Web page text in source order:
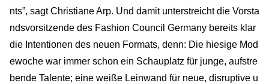
nts”, sagt Christiane Arp. Und damit unterstreicht die Vorsta
ndsvorsitzende des Fashion Council Germany bereits klar
die Intentionen des neuen Formats, denn: Die hiesige Mod
ewoche war immer schon ein Schauplatz für junge, aufstre
bende Talente; eine weiße Leinwand für neue, disruptive u